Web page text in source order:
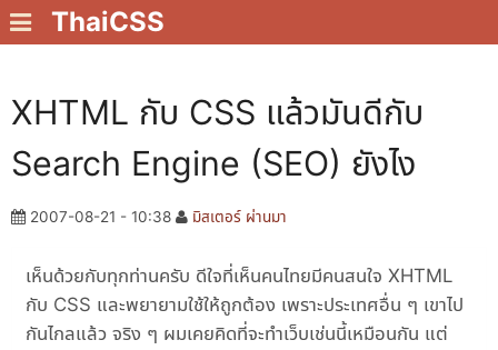
ThaiCSS
XHTML กับ CSS แล้วมันดีกับ
Search Engine (SEO) ยังไง
2007-08-21 - 10:38 มิสเตอร์ ผ่านมา
เห็นด้วยกับทุกท่านครับ ดีใจที่เห็นคนไทยมีคนสนใจ XHTML
กับ CSS และพยายามใช้ให้ถูกต้อง เพราะประเทศอื่น ๆ เขาไป
กันไกลแล้ว จริง ๆ ผมเคยคิดที่จะทำเว็บเช่นนี้เหมือนกัน แต่